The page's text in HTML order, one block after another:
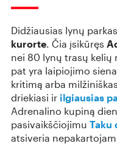
Didžiausias lynų
kurorte. Čia įsikūręs
nei 80 lynų trasų kelių
pat yra laipiojimo
kritimą arba
driekiasi ir ilgiausias
Adrenalino kupiną
pasivaikščiojimu Taku
atsiveria